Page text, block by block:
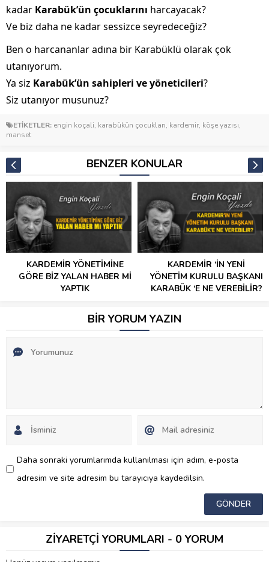
kadar Karabük’ün çocuklarını harcayacak?
Ve biz daha ne kadar sessizce seyredeceğiz?
Ben o harcananlar adına bir Karabüklü olarak çok
utanıyorum.
Ya siz Karabük’ün sahipleri ve yöneticileri?
Siz utanıyor musunuz?
ETİKETLER: engin koçali, karabükün çocukları, kardemir, köşe yazısı,
manset
BENZER KONULAR
KARDEMİR YÖNETİMİNE
GÖRE BİZ YALAN HABER Mİ
YAPTIK
KARDEMİR ‘İN YENİ
YÖNETİM KURULU BAŞKANI
KARABÜK ‘E NE VEREBİLİR?
BİR YORUM YAZIN
Daha sonraki yorumlarımda kullanılması için adım, e-posta
adresim ve site adresim bu tarayıcıya kaydedilsin.
ZİYARETÇİ YORUMLARI - 0 YORUM